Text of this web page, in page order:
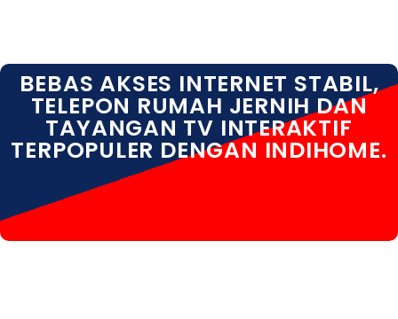
BEBAS AKSES INTERNET STABIL,
TELEPON RUMAH JERNIH DAN
TAYANGAN TV INTERAKTIF
TERPOPULER DENGAN INDIHOME.